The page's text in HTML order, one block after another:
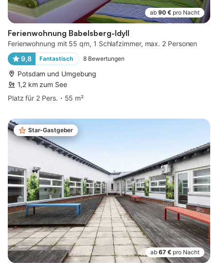
ab 90 € pro Nacht
Ferienwohnung Babelsberg-Idyll
Ferienwohnung mit 55 qm, 1 Schlafzimmer, max. 2 Personen
9,8
Fantastisch 8 Bewertungen
Potsdam und Umgebung
1,2 km zum See
Platz für 2 Pers.
55 m²
Star-Gastgeber
ab 67 € pro Nacht